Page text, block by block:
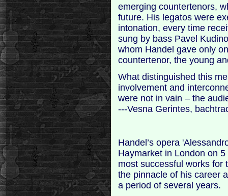
emerging countertenors,
future. His legatos were
intonation, every time
sung by bass Pavel
whom Handel gave only
countertenor, the young
What distinguished this
involvement and
were not in vain – the
---Vesna Gerintes,
Handel’s opera
Haymarket in London on
most successful works for
the pinnacle of his career
a period of several years.